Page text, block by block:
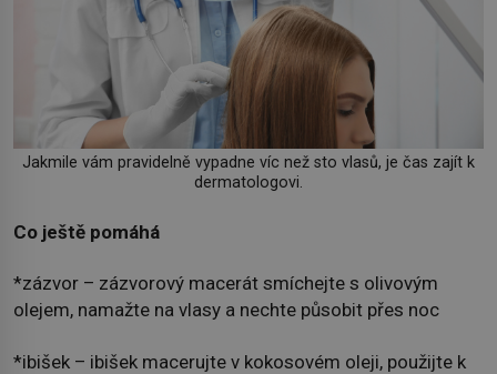
Jakmile vám pravidelně vypadne víc než sto vlasů, je čas zajít k
dermatologovi.
Co ještě pomáhá
*zázvor – zázvorový macerát smíchejte s olivovým
olejem, namažte na vlasy a nechte působit přes noc
*ibišek – ibišek macerujte v kokosovém oleji, použijte k